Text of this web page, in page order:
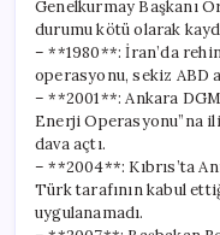
Genelkurmay Başkanı
durumu kötü olarak
– **1980**: İran’da
operasyonu, sekiz ABD
– **2001**: Ankara DGM
Enerji Operasyonu”na
dava açtı.
– **2004**: Kıbrıs’ta
Türk tarafının kabul
uygulanamadı.